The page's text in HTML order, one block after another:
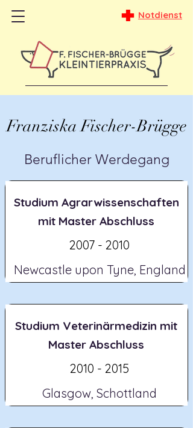
Notdienst
Franziska Fischer-Brügge
Beruflicher Werdegang
Studium Agrarwissenschaften
mit Master Abschluss
2007 - 2010
Newcastle upon Tyne, England
Studium Veterinärmedizin mit
Master Abschluss
2010 - 2015
Glasgow, Schottland